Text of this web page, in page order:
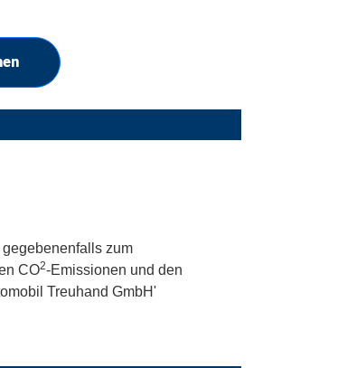
zum
CO2-Emissionen und den
Treuhand GmbH'